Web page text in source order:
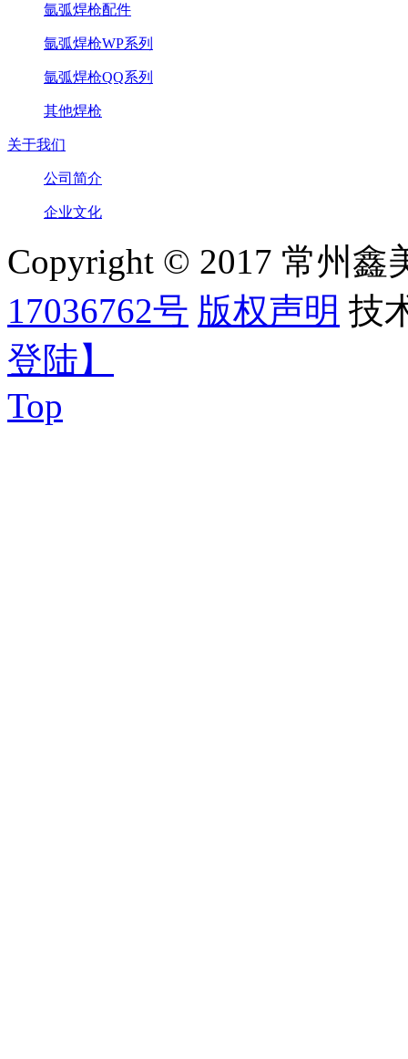
氩弧焊枪配件
氩弧焊枪WP系列
氩弧焊枪QQ系列
其他焊枪
关于我们
公司简介
企业文化
Copyright © 2017 常州
17036762号 版权声明 技
登陆】
Top